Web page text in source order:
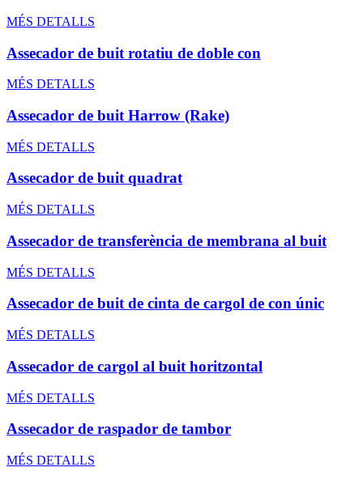
MÉS DETALLS
Assecador de buit rotatiu de doble con
MÉS DETALLS
Assecador de buit Harrow (Rake)
MÉS DETALLS
Assecador de buit quadrat
MÉS DETALLS
Assecador de transferència de membrana al buit
MÉS DETALLS
Assecador de buit de cinta de cargol de con únic
MÉS DETALLS
Assecador de cargol al buit horitzontal
MÉS DETALLS
Assecador de raspador de tambor
MÉS DETALLS